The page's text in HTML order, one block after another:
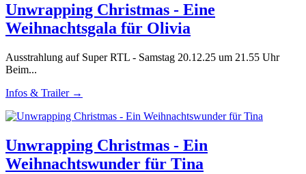
Unwrapping Christmas - Eine
Weihnachtsgala für Olivia
Ausstrahlung auf Super RTL - Samstag 20.12.25 um 21.55 Uhr
Beim...
Infos & Trailer →
Unwrapping Christmas - Ein
Weihnachtswunder für Tina